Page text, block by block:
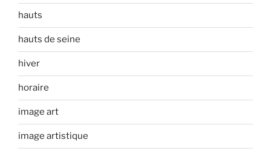
hauts
hauts de seine
hiver
horaire
image art
image artistique